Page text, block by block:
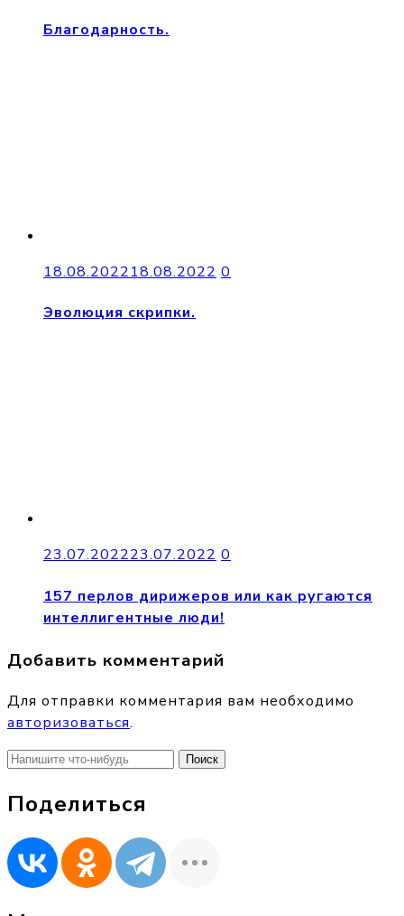
Благодарность.
18.08.202218.08.2022 0
Эволюция скрипки.
23.07.202223.07.2022 0
157 перлов дирижеров или как ругаются
интеллигентные люди!
Добавить комментарий
Для отправки комментария вам необходимо
авторизоваться.
Найти:
Поделиться